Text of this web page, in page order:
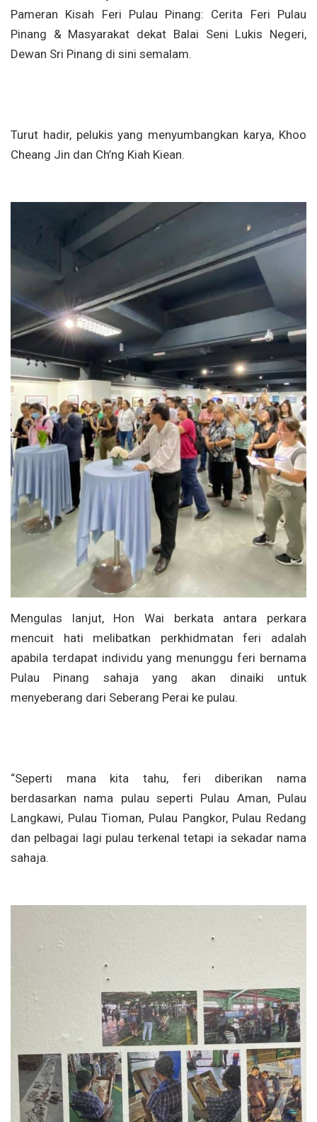
Pameran Kisah Feri Pulau Pinang: Cerita Feri Pulau
Pinang & Masyarakat dekat Balai Seni Lukis Negeri,
Dewan Sri Pinang di sini semalam.
Turut hadir, pelukis yang menyumbangkan karya, Khoo
Cheang Jin dan Ch’ng Kiah Kiean.
Mengulas lanjut, Hon Wai berkata antara perkara
mencuit hati melibatkan perkhidmatan feri adalah
apabila terdapat individu yang menunggu feri bernama
Pulau Pinang sahaja yang akan dinaiki untuk
menyeberang dari Seberang Perai ke pulau.
“Seperti mana kita tahu, feri diberikan nama
berdasarkan nama pulau seperti Pulau Aman, Pulau
Langkawi, Pulau Tioman, Pulau Pangkor, Pulau Redang
dan pelbagai lagi pulau terkenal tetapi ia sekadar nama
sahaja.